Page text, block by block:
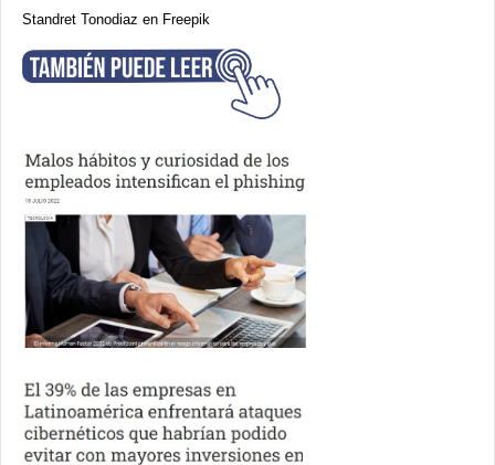
Standret Tonodiaz en Freepik